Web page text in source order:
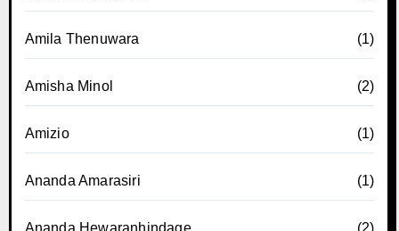
Amila Thenuwara (1)
Amisha Minol (2)
Amizio (1)
Ananda Amarasiri (1)
Ananda Hewaranhindage (2)